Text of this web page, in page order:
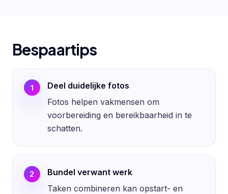
Bespaartips
1
Deel duidelijke fotos
Fotos helpen vakmensen om
voorbereiding en bereikbaarheid in te
schatten.
2
Bundel verwant werk
Taken combineren kan opstart- en